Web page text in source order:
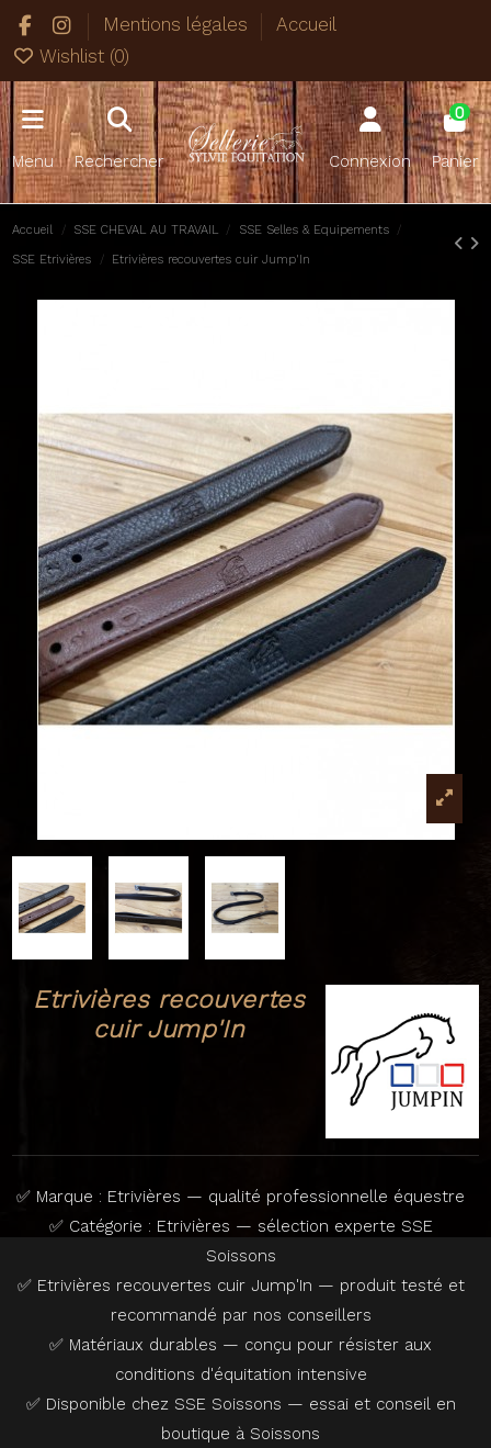
Mentions légales
Accueil
Wishlist (0)
Menu Rechercher Connexion
0
Panier
Accueil SSE CHEVAL AU TRAVAIL SSE Selles & Equipements
SSE Etrivières Etrivières recouvertes cuir Jump'In
Etrivières recouvertes
cuir Jump'In
✅ Marque : Etrivières — qualité professionnelle équestre
✅ Catégorie : Etrivières — sélection experte SSE
Soissons
✅ Etrivières recouvertes cuir Jump'In — produit testé et
recommandé par nos conseillers
✅ Matériaux durables — conçu pour résister aux
conditions d'équitation intensive
✅ Disponible chez SSE Soissons — essai et conseil en
boutique à Soissons